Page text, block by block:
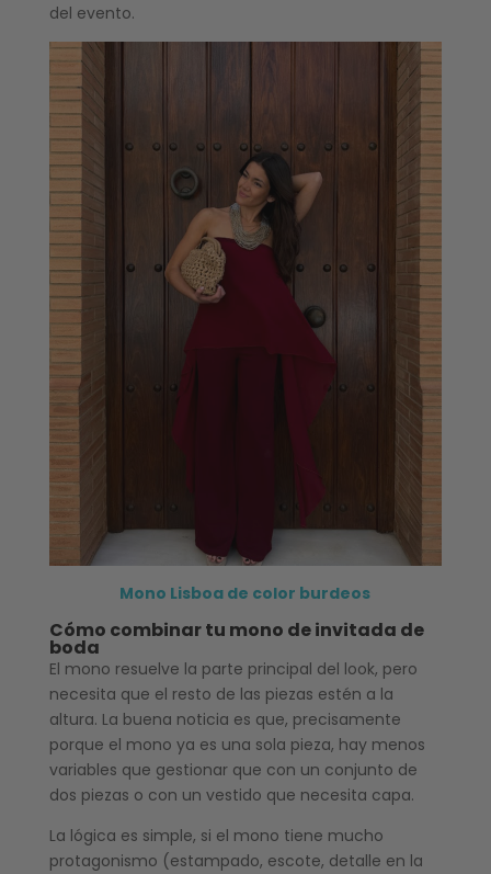
del evento.
Mono Lisboa de color burdeos
Cómo combinar tu mono de invitada de
boda
El mono resuelve la parte principal del look, pero
necesita que el resto de las piezas estén a la
altura. La buena noticia es que, precisamente
porque el mono ya es una sola pieza, hay menos
variables que gestionar que con un conjunto de
dos piezas o con un vestido que necesita capa.
La lógica es simple, si el mono tiene mucho
protagonismo (estampado, escote, detalle en la